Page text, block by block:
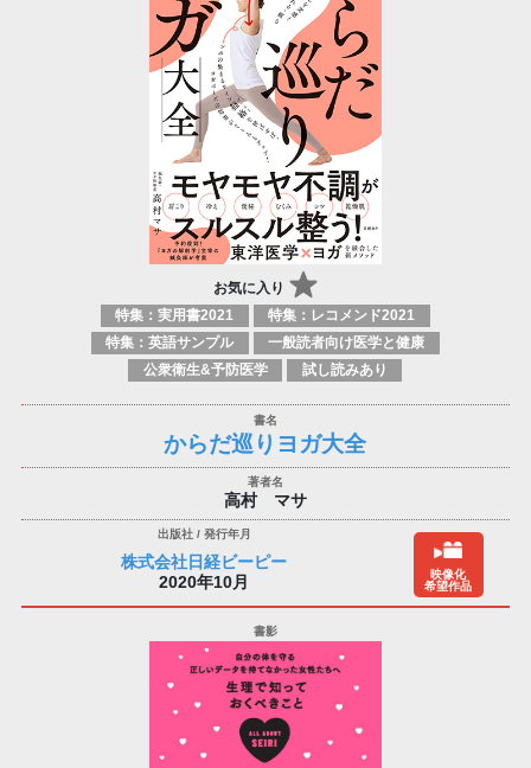
お気に入り
特集：実用書2021
特集：レコメンド2021
特集：英語サンプル
一般読者向け医学と健康
公衆衛生&予防医学
試し読みあり
からだ巡りヨガ大全
高村 マサ
株式会社日経ビーピー
2020年10月
映像化
希望作品